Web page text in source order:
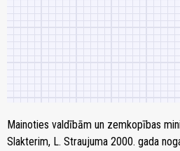
Mainoties valdībām un zemkopības
Slakterim, L. Straujuma 2000. gada